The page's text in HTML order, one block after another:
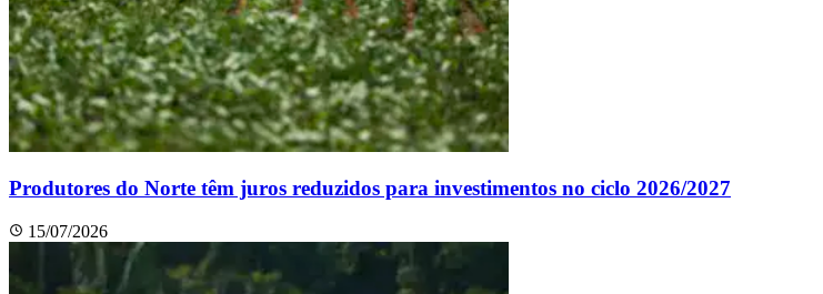
Produtores do Norte têm juros reduzidos para investimentos no ciclo 2026/2027
15/07/2026